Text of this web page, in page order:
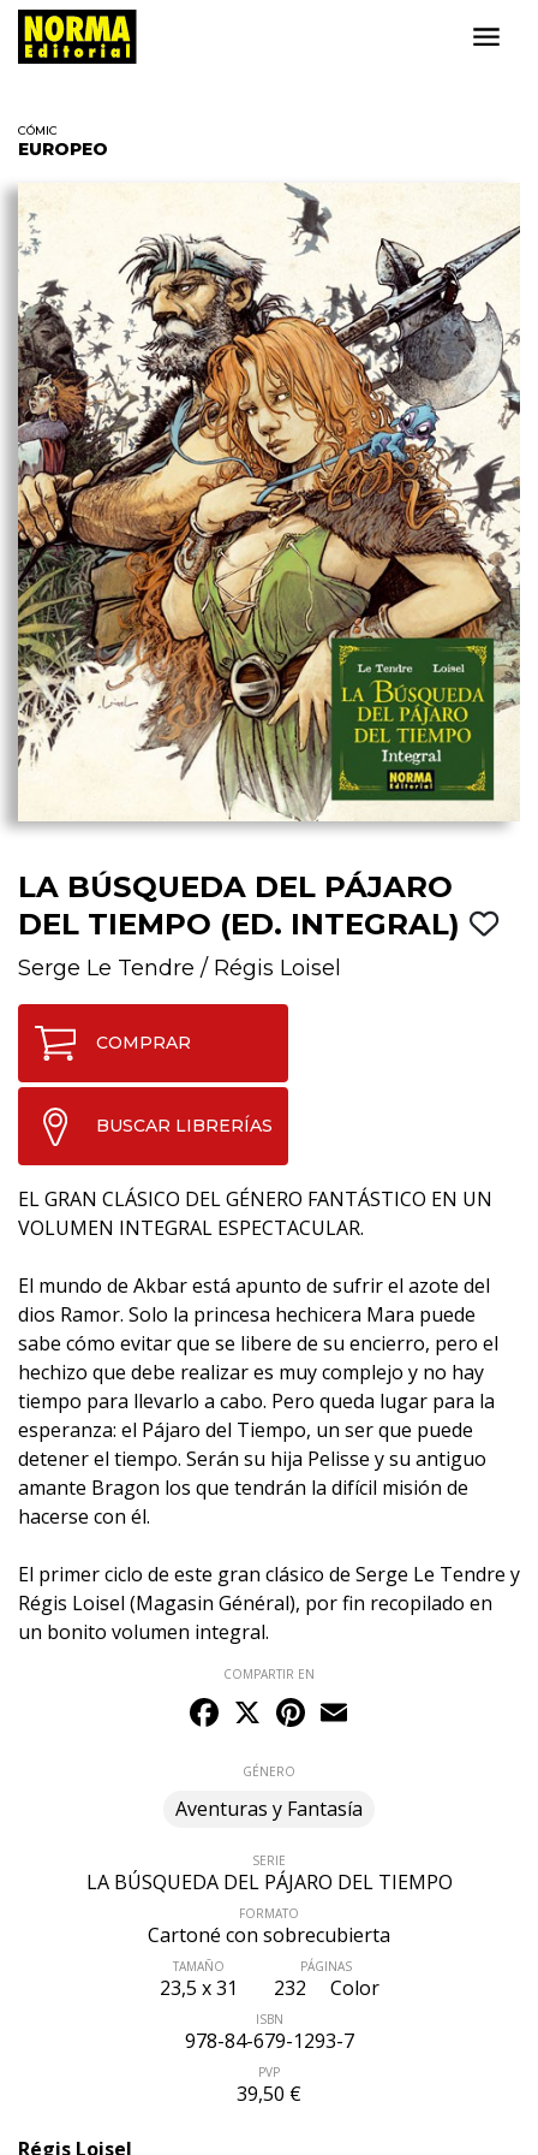
CÓMIC
EUROPEO
LA BÚSQUEDA DEL PÁJARO
DEL TIEMPO (ED. INTEGRAL)
Serge Le Tendre / Régis Loisel
COMPRAR
BUSCAR LIBRERÍAS
EL GRAN CLÁSICO DEL GÉNERO FANTÁSTICO EN UN
VOLUMEN INTEGRAL ESPECTACULAR.
El mundo de Akbar está apunto de sufrir el azote del
dios Ramor. Solo la princesa hechicera Mara puede
sabe cómo evitar que se libere de su encierro, pero el
hechizo que debe realizar es muy complejo y no hay
tiempo para llevarlo a cabo. Pero queda lugar para la
esperanza: el Pájaro del Tiempo, un ser que puede
detener el tiempo. Serán su hija Pelisse y su antiguo
amante Bragon los que tendrán la difícil misión de
hacerse con él.
El primer ciclo de este gran clásico de Serge Le Tendre y
Régis Loisel (Magasin Général), por fin recopilado en
un bonito volumen integral.
COMPARTIR EN
Facebook
X Pinterest
GÉNERO
Aventuras y Fantasía
SERIE
LA BÚSQUEDA DEL PÁJARO DEL TIEMPO
FORMATO
Cartoné con sobrecubierta
TAMAÑO
23,5 x 31
PÁGINAS
232 Color
ISBN
978-84-679-1293-7
PVP
39,50 €
Régis Loisel